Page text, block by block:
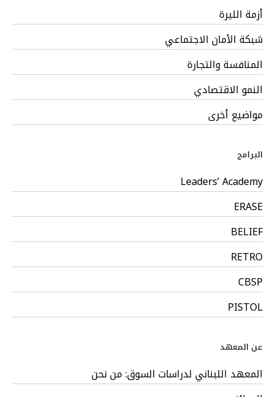
أزمة الليرة
شبكة الأمان الاجتماعي
المنافسة والتجارة
النمو الاقتصادي
مواضيع أخرى
البرامج
Leaders’ Academy
ERASE
BELIEF
RETRO
CBSP
PISTOL
عن المعهد
المعهد اللبناني لدراسات السوق: من نحن